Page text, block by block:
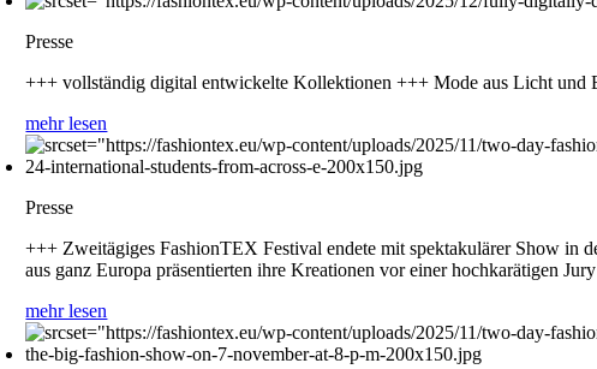
Presse
+++ vollständig digital entwickelte Kollektionen +++ Mode aus Licht
mehr lesen
Presse
+++ Zweitägiges FashionTEX Festival endete mit spektakulärer Show in
aus ganz Europa präsentierten ihre Kreationen vor einer hochkarätigen
mehr lesen